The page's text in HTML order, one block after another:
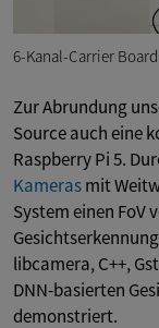
6-Kanal-Carrier
Zur Abrundung
Source auch eine
Raspberry Pi 5.
Kamerasmit
System einen FoV
libcamera, C++,
DNN-basierten
demonstriert.